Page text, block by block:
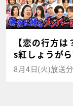
【恋の行方
s紅しょうが
8月4日(火)放送分